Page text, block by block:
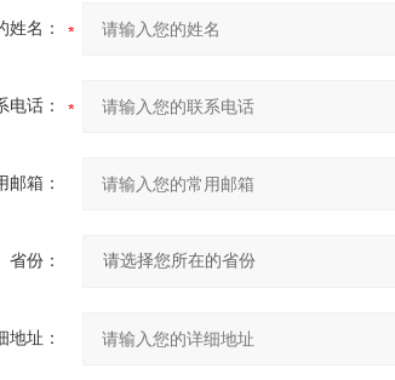
姓名：
电话：
邮箱：
省份：
地址：